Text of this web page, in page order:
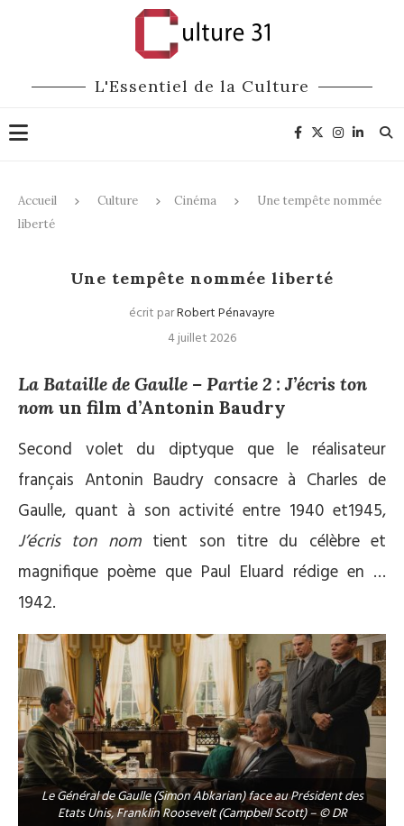
L'Essentiel de la Culture
Accueil Culture Cinéma
Une tempête nommée
liberté
Une tempête nommée liberté
écrit parRobert Pénavayre
4 juillet 2026
La Bataille de Gaulle – Partie 2 : J’écris ton
nom un film d’Antonin Baudry
Second volet du diptyque que le réalisateur
français Antonin Baudry consacre à Charles de
Gaulle, quant à son activité entre 1940 et1945,
J’écris ton nomtient son titre du célèbre et
magnifique poème que Paul Eluard rédige en …
1942.
Le Général de Gaulle (Simon Abkarian) face au Président des
Etats Unis, Franklin Roosevelt (Campbell Scott) – © DR